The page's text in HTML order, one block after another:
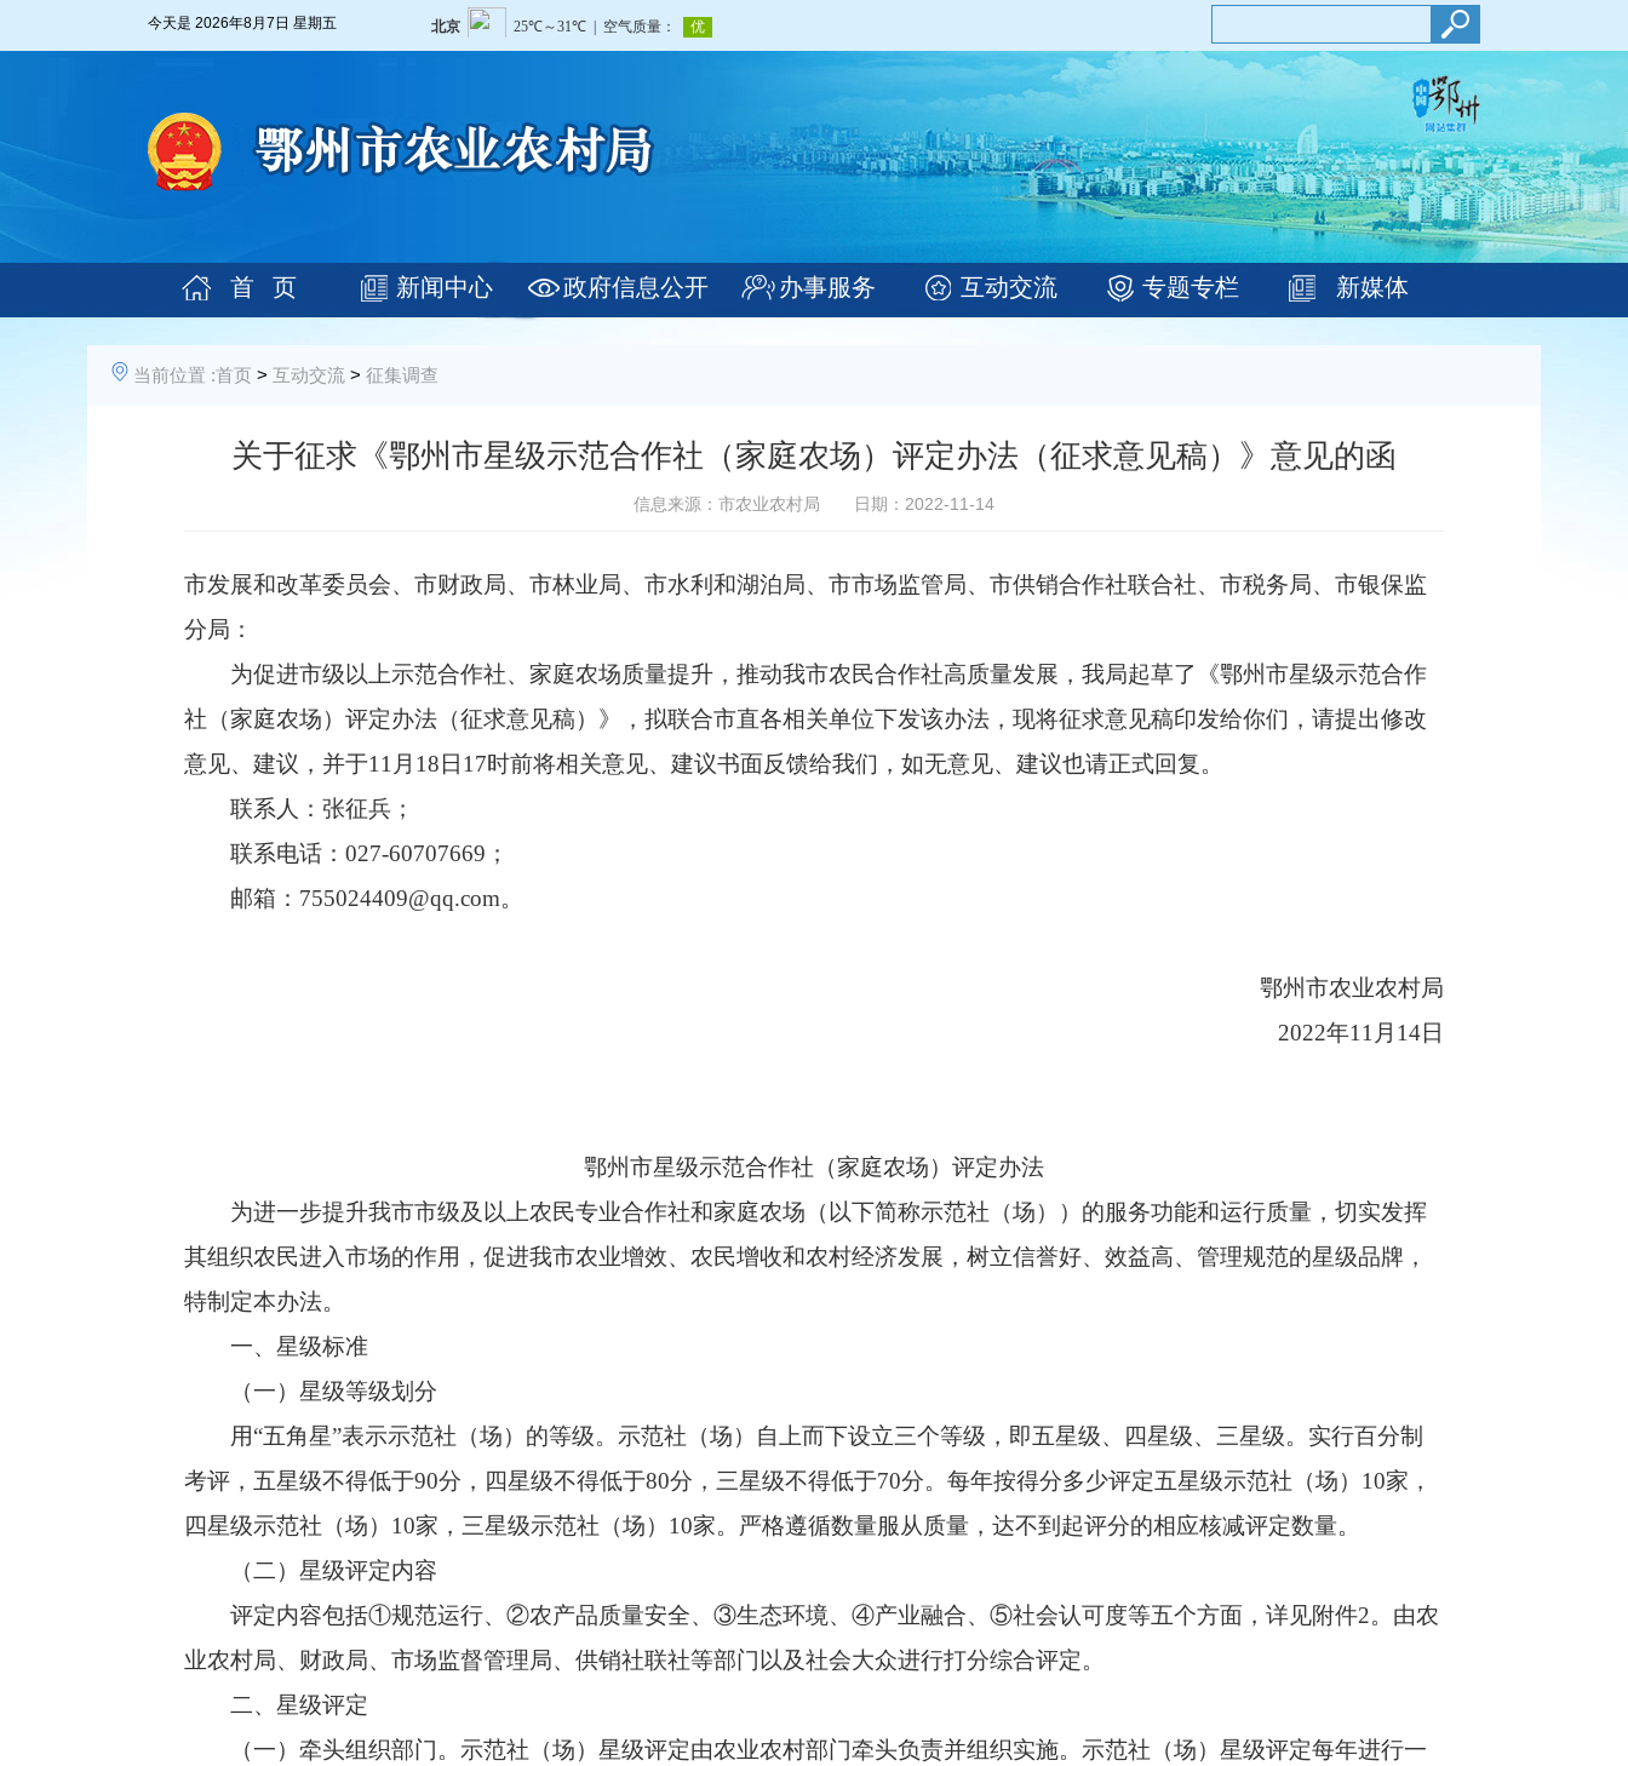
今天是 2026年8月7日 星期五
首 页 新闻中心 政府信息公开 办事服务 互动交流 专题专栏 新媒体
当前位置 :首页 > 互动交流 > 征集调查
关于征求《鄂州市星级示范合作社（家庭农场）评定办法（征求意见稿）》意见的函
信息来源：市农业农村局 日期：2022-11-14
市发展和改革委员会、市财政局、市林业局、市水利和湖泊局、市市场监管局、市供销合作社联合社、市税务局、市银保监
分局：
为促进市级以上示范合作社、家庭农场质量提升，推动我市农民合作社高质量发展，我局起草了《鄂州市星级示范合作
社（家庭农场）评定办法（征求意见稿）》，拟联合市直各相关单位下发该办法，现将征求意见稿印发给你们，请提出修改
意见、建议，并于11月18日17时前将相关意见、建议书面反馈给我们，如无意见、建议也请正式回复。
联系人：张征兵；
联系电话：027-60707669；
邮箱：755024409@qq.com。
鄂州市农业农村局
2022年11月14日
鄂州市星级示范合作社（家庭农场）评定办法
为进一步提升我市市级及以上农民专业合作社和家庭农场（以下简称示范社（场））的服务功能和运行质量，切实发挥
其组织农民进入市场的作用，促进我市农业增效、农民增收和农村经济发展，树立信誉好、效益高、管理规范的星级品牌，
特制定本办法。
一、星级标准
（一）星级等级划分
用“五角星”表示示范社（场）的等级。示范社（场）自上而下设立三个等级，即五星级、四星级、三星级。实行百分制
考评，五星级不得低于90分，四星级不得低于80分，三星级不得低于70分。每年按得分多少评定五星级示范社（场）10家，
四星级示范社（场）10家，三星级示范社（场）10家。严格遵循数量服从质量，达不到起评分的相应核减评定数量。
（二）星级评定内容
评定内容包括①规范运行、②农产品质量安全、③生态环境、④产业融合、⑤社会认可度等五个方面，详见附件2。由农
业农村局、财政局、市场监督管理局、供销社联社等部门以及社会大众进行打分综合评定。
二、星级评定
（一）牵头组织部门。示范社（场）星级评定由农业农村部门牵头负责并组织实施。示范社（场）星级评定每年进行一